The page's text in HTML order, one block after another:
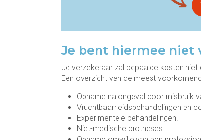
Je bent hiermee niet
Je verzekeraar zal bepaalde kosten niet
Een overzicht van de meest
Opname na ongeval door misbruik
Vruchtbaarheidsbehandelingen en
Experimentele behandelingen.
Niet-medische protheses.